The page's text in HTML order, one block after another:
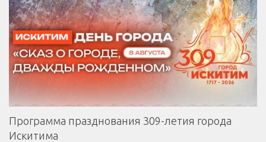
Программа празднования 309-летия города
Искитима